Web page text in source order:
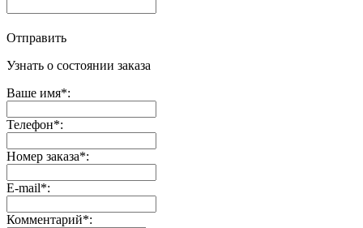
Отправить
Узнать о состоянии заказа
Ваше имя*:
Телефон*:
Номер заказа*:
E-mail*:
Комментарий*: